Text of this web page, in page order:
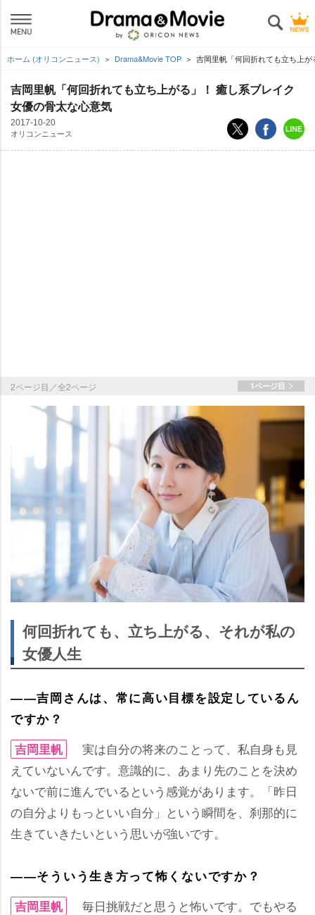
ホーム (オリコンニュース) Drama&Movie TOP 吉岡里帆「何回折れても立ち上
吉岡里帆「何回折れても立ち上がる」！ 癒し系ブレイク
女優の骨太な心意気
2017-10-20
オリコンニュース
2ページ目／全2ページ 1ページ目
何回折れても、立ち上がる、それが私の
女優人生
――吉岡さんは、常に高い目標を設定しているん
ですか？
吉岡里帆
実は自分の将来のことって、私自身も見
えていないんです。意識的に、あまり先のことを決め
ないで前に進んでいるという感覚があります。「昨日
の自分よりもっといい自分」という瞬間を、刹那的に
生きていきたいという思いが強いです。
――そういう生き方って怖くないですか？
吉岡里帆
毎日挑戦だと思うと怖いです。でもやる